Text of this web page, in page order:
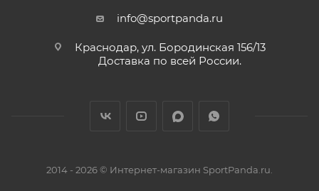
info@sportpanda.ru
Краснодар, ул. Бородинская 156/13
Доставка по всей России.
2014 - 2026 © Интернет-магазин SportPanda.ru.